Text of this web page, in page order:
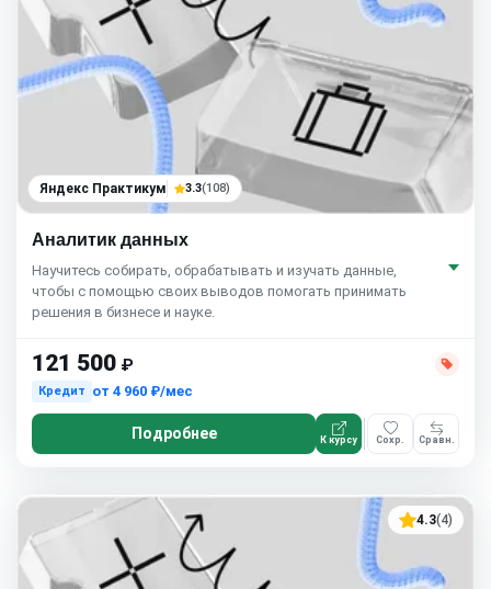
Яндекс Практикум 3.3(108)
Аналитик данных
Научитесь собирать, обрабатывать и изучать данные,
чтобы с помощью своих выводов помогать принимать
решения в бизнесе и науке.
121 500 ₽
Кредит от 4 960 ₽/мес
Подробнее К курсу Сохр. Сравн.
4.3(4)